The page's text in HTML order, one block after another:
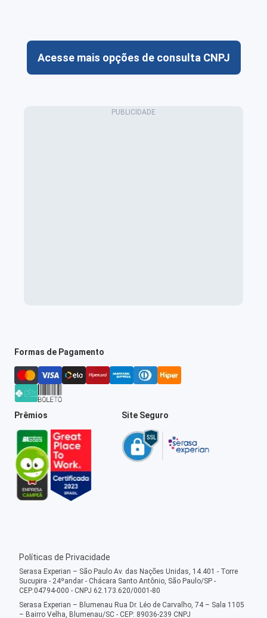
Acesse mais opções de consulta CNPJ
Formas de Pagamento
Prêmios Site Seguro
Políticas de Privacidade
Serasa Experian – São Paulo Av. das Nações Unidas, 14.401 - Torre
Sucupira - 24ºandar - Chácara Santo Antônio, São Paulo/SP -
CEP:04794-000 - CNPJ 62.173.620/0001-80
Serasa Experian – Blumenau Rua Dr. Léo de Carvalho, 74 – Sala 1105
– Bairro Velha, Blumenau/SC - CEP: 89036-239 CNPJ